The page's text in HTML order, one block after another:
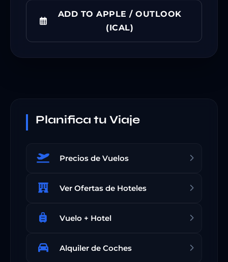
ADD TO APPLE / OUTLOOK
(ICAL)
Planifica tu Viaje
Precios de Vuelos
Ver Ofertas de Hoteles
Vuelo + Hotel
Alquiler de Coches